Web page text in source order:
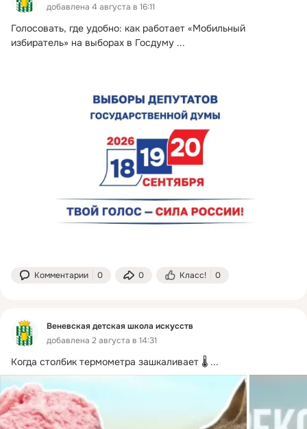
добавлена 4 августа в 16:11
Голосовать, где удобно: как работает «Мобильный
избиратель» на выборах в Госдуму ...
Комментарии 0 0 Класс! 0
Веневская детская школа искусств
добавлена 2 августа в 14:31
Когда столбик термометра зашкаливает 🌡️ ...